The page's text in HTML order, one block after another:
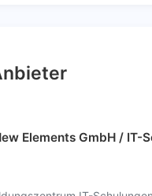
Elements GmbH / IT-